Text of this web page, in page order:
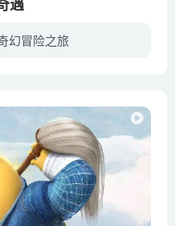
幻冒险之旅